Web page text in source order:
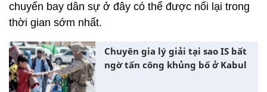
chuyến bay dân sự ở đây có thể được nối lại trong
thời gian sớm nhất.
Chuyên gia lý giải tại sao IS bất
ngờ tấn công khủng bố ở Kabul